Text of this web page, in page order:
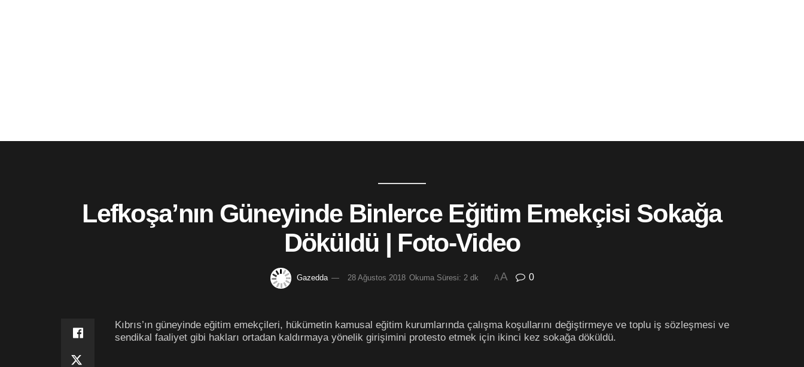
Lefkoşa’nın Güneyinde Binlerce Eğitim Emekçisi Sokağa
Döküldü | Foto-Video
Gazedda 28 Ağustos 2018 Okuma Süresi: 2 dk AA 0
Kıbrıs’ın güneyinde eğitim emekçileri, hükümetin kamusal eğitim kurumlarında çalışma koşullarını değiştirmeye ve toplu iş sözleşmesi ve
sendikal faaliyet gibi hakları ortadan kaldırmaya yönelik girişimini protesto etmek için ikinci kez sokağa döküldü.